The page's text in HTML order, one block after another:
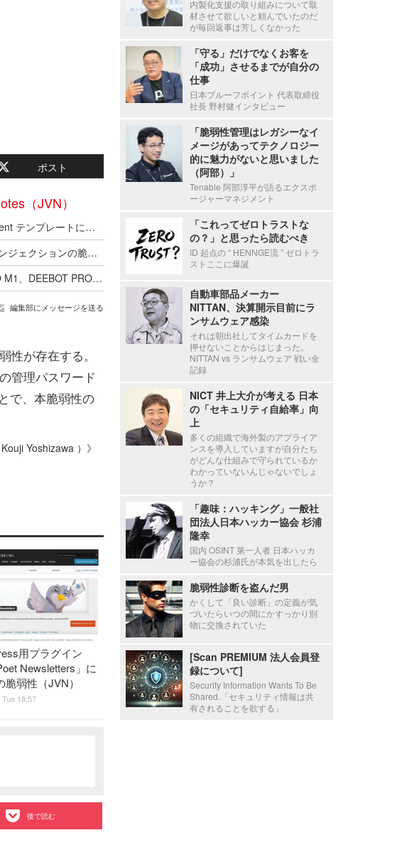
ポスト
（JVN）
VPS.org の one-click deployment テンプレートに複数の脆弱性
BaserCMS に CSVファイルインジェクションの脆弱性
ロボット掃除機 DEEBOT PRO M1、DEEBOT PRO K1VAC およびスマートフォンアプリ ECOVACS PRO に複数の脆弱性
編集部にメッセージを送る
性が存在する。
管理パスワード
で、本脆弱性の
Yoshizawa ）》
用プラグイン
Newsletters」に
脆弱性（JVN）
18:57
後で読む
内製化支援の取り組みについて取
材させて欲しいと頼んでいたのだ
が毎回返事は芳しくなかった
「守る」だけでなくお客を
「成功」させるまでが自分の
仕事
日本プルーフポイント 代表取締役
社長 野村健インタビュー
「脆弱性管理はレガシーなイ
メージがあってテクノロジー
的に魅力がないと思いました
（阿部）」
Tenable 阿部淳平が語るエクスポ
ージャーマネジメント
「これってゼロトラストな
の？」と思ったら読むべき
ID 起点の “ HENNGE流 ” ゼロトラ
ストここに爆誕
自動車部品メーカー
NITTAN、決算開示目前にラ
ンサムウェア感染
それは朝出社してタイムカードを
押せないことからはじまった。
NITTAN vs ランサムウェア 戦い全
記録
NICT 井上大介が考える 日本
の「セキュリティ自給率」向
上
多くの組織で海外製のアプライア
ンスを導入していますが自分たち
がどんな仕組みで守られているか
わかっていないんじゃないでしょ
うか？
「趣味：ハッキング」一般社
団法人日本ハッカー協会 杉浦
隆幸
国内 OSINT 第一人者 日本ハッカ
ー協会の杉浦氏が本気を出したら
脆弱性診断を盗んだ男
かくして「良い診断」の定義が気
づいたらいつの間にかすっかり別
物に交換されていた
[Scan PREMIUM 法人会員登
録について]
Security Information Wants To Be
Shared.「セキュリティ情報は共
有されることを欲する」